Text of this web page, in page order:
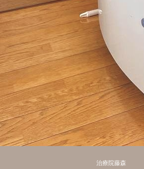
治療院藤森